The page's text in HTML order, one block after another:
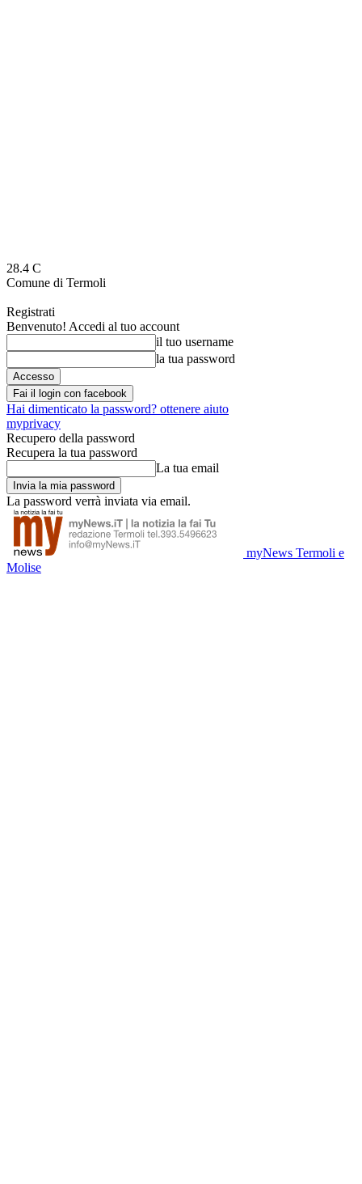
28.4 C
Comune di Termoli
Registrati
Benvenuto! Accedi al tuo account
il tuo username
la tua password
Fai il login con facebook
Hai dimenticato la password? ottenere aiuto
myprivacy
Recupero della password
Recupera la tua password
La tua email
La password verrà inviata via email.
myNews Termoli e
Molise